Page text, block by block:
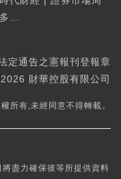
...
定通告之憲報刊登報章
財華控股有限公司
所有,未經同意不得轉載。
盡力確保彼等所提供資料